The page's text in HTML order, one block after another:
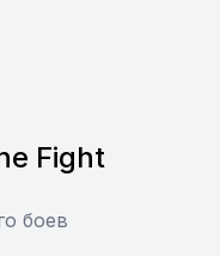
Fight
боев